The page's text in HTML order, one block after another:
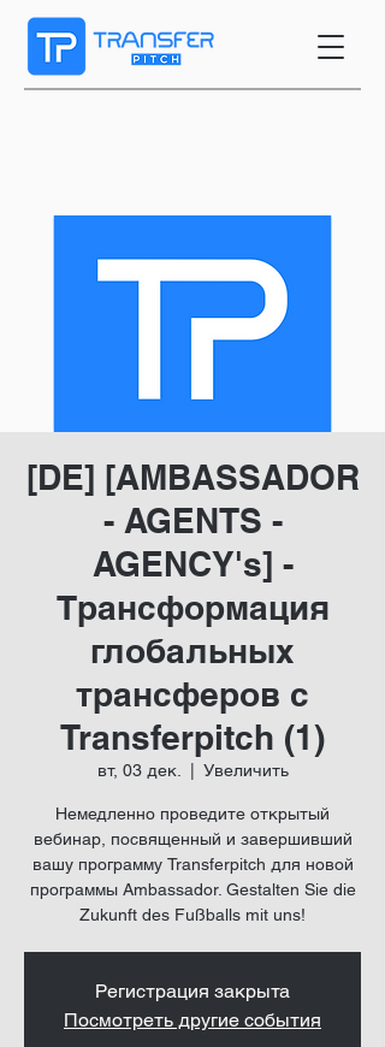
[DE] [AMBASSADOR
- AGENTS -
AGENCY's] -
Трансформация
глобальных
трансферов с
Transferpitch (1)
вт, 03 дек. Увеличить
Немедленно проведите открытый
вебинар, посвященный и завершивший
вашу программу Transferpitch для новой
программы Ambassador. Gestalten Sie die
Zukunft des Fußballs mit uns!
Регистрация закрыта
Посмотреть другие события